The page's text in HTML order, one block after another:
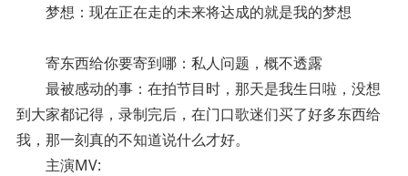
梦想：现在正在走的未来将达成的就是我的梦想
寄东西给你要寄到哪：私人问题，概不透露
最被感动的事：在拍节目时，那天是我生日啦，没想
到大家都记得，录制完后，在门口歌迷们买了好多东西给
我，那一刻真的不知道说什么才好。
主演MV: